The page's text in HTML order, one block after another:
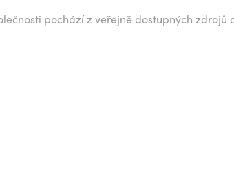
pochází z veřejně dostupných zdrojů